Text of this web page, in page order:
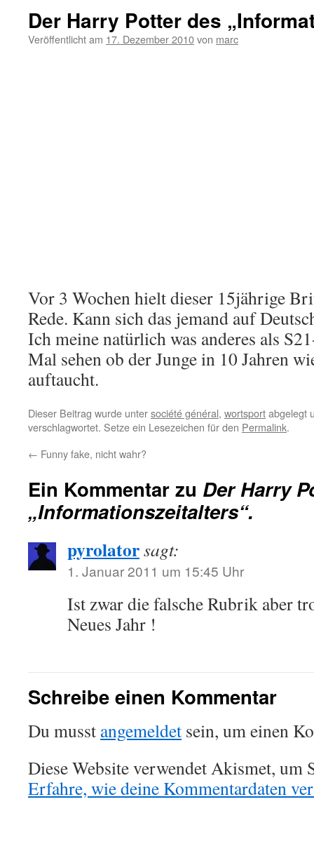
Der Harry Potter des
Veröffentlicht am 17. Dezember 2010von marc
Vor 3 Wochen hielt dieser 15jährige
Rede. Kann sich das jemand auf
Ich meine natürlich was anderes als
Mal sehen ob der Junge in 10 Jahren
auftaucht.
Dieser Beitrag wurde untersociété général, wortsportabgelegt
verschlagwortet. Setze ein Lesezeichen für den Permalink.
← Funny fake, nicht wahr?
Ein Kommentar zu Der Harry
„Informationszeitalters“.
pyrolatorsagt:
1. Januar 2011 um 15:45 Uhr
Ist zwar die falsche Rubrik aber
Neues Jahr !
Schreibe einen Kommentar
Du musst angemeldet sein, um einen
Diese Website verwendet Akismet, um
Erfahre, wie deine Kommentardaten